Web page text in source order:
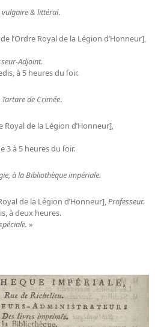
vulgaire & littéral.
l’Ordre Royal de la Légion d’Honneur],
Adjoint.
à 5 heures du ſoir.
Tartare de Crimée.
Royal de la Légion d’Honneur],
3 à 5 heures du ſoir.
à la Bibliothèque impériale.
de la Légion d’Honneur],Professeur.
à deux heures.
»